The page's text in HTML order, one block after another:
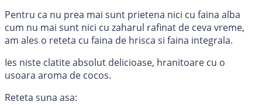
Pentru ca nu prea mai sunt prietena nici cu faina alba
cum nu mai sunt nici cu zaharul rafinat de ceva vreme,
am ales o reteta cu faina de hrisca si faina integrala.
Ies niste clatite absolut delicioase, hranitoare cu o
usoara aroma de cocos.
Reteta suna asa: